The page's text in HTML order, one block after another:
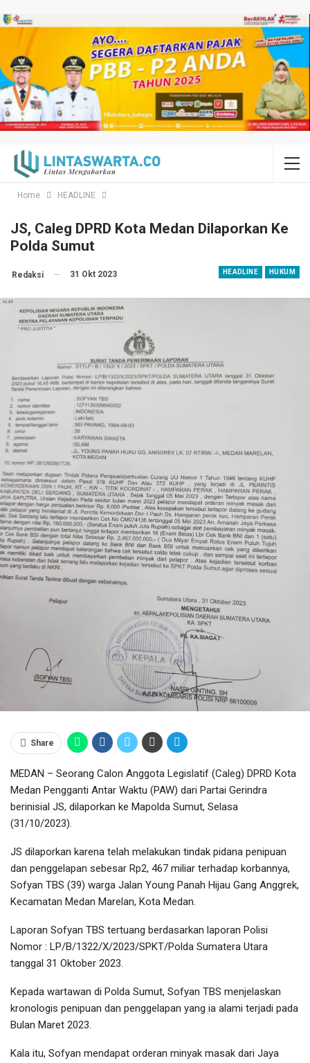
Home HEADLINE
JS, Caleg DPRD Kota Medan Dilaporkan Ke
Polda Sumut
HEADLINE HUKUM
Redaksi 31 Okt 2023
Share
MEDAN – Seorang Calon Anggota Legislatif (Caleg) DPRD Kota
Medan Pengganti Antar Waktu (PAW) dari Partai Gerindra
berinisial JS, dilaporkan ke Mapolda Sumut, Selasa
(31/10/2023).
JS dilaporkan karena telah melakukan tindak pidana penipuan
dan penggelapan sebesar Rp2, 467 miliar terhadap korbannya,
Sofyan TBS (39) warga Jalan Young Panah Hijau Gang Anggrek,
Kecamatan Medan Marelan, Kota Medan.
Laporan Sofyan TBS tertuang berdasarkan laporan Polisi
Nomor : LP/B/1322/X/2023/SPKT/Polda Sumatera Utara
tanggal 31 Oktober 2023.
Kepada wartawan di Polda Sumut, Sofyan TBS menjelaskan
kronologis penipuan dan penggelapan yang ia alami terjadi pada
Bulan Maret 2023.
Kala itu, Sofyan mendapat orderan minyak masak dari Jaya